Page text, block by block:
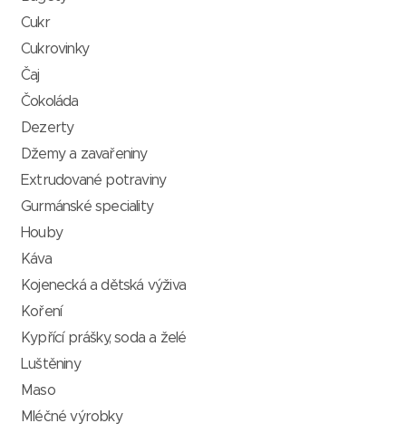
Cukr
Cukrovinky
Čaj
Čokoláda
Dezerty
Džemy a zavařeniny
Extrudované potraviny
Gurmánské speciality
Houby
Káva
Kojenecká a dětská výživa
Koření
Kypřící prášky, soda a želé
Luštěniny
Maso
Mléčné výrobky